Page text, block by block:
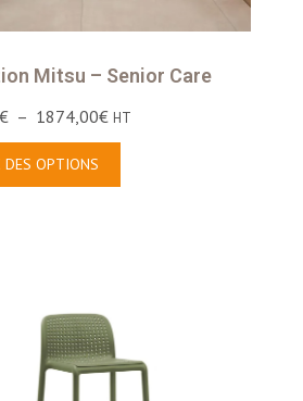
Mitsu – Senior Care
€ – 1874,00€ HT
DES OPTIONS